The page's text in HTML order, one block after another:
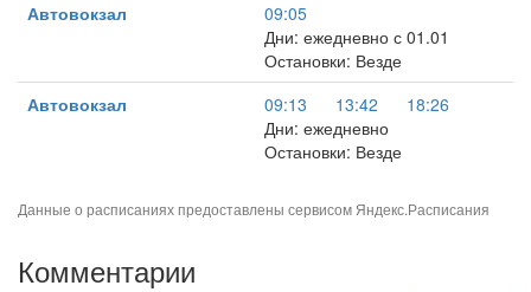
Автовокзал
09:05
Дни: ежедневно с 01.01
Остановки: Везде
Автовокзал
09:13 13:42
18:26
Дни: ежедневно
Остановки: Везде
Данные о расписаниях предоставлены сервисом Яндекс.Расписания
Комментарии